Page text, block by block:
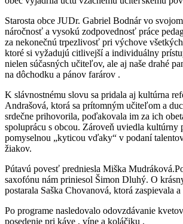
Starosta obce JUDr. Gabriel Bodnár vo
náročnosť a vysokú zodpovednosť práce
za nekonečnú trpezlivosť pri výchove
ktoré si vyžadujú citlivejší a individuálny
nielen súčasných učiteľov, ale aj naše drahé
na dôchodku a pánov farárov .
K slávnostnému slovu sa pridala aj kultúrna
Andrašová, ktorá sa prítomným učiteľom a
srdečne prihovorila, poďakovala im za ich
spoluprácu s obcou. Zároveň uviedla kultúrny
pomyselnou „kyticou vďaky“ v podaní
žiakov.
Pútavú povesť predniesla Miška
saxofónu nám priniesol Šimon Dluhý. O
postarala Saška Chovanová, ktorá zaspievala
Po programe nasledovalo odovzdávanie
posedenie pri káve , víne a koláčiku .